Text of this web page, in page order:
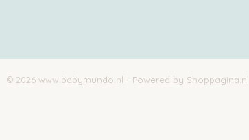
© 2026 www.babymundo.nl - Powered by Shoppagina.nl